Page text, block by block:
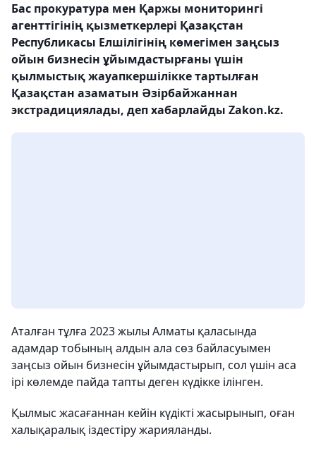
Бас прокуратура мен Қаржы мониторингі
агенттігінің қызметкерлері Қазақстан
Республикасы Елшілігінің көмегімен заңсыз
ойын бизнесін ұйымдастырғаны үшін
қылмыстық жауапкершілікке тартылған
Қазақстан азаматын Әзірбайжаннан
экстрадициялады, деп хабарлайды Zakon.kz.
Аталған тұлға 2023 жылы Алматы қаласында
адамдар тобының алдын ала сөз байласуымен
заңсыз ойын бизнесін ұйымдастырып, сол үшін аса
ірі көлемде пайда тапты деген күдікке ілінген.
Қылмыс жасағаннан кейін күдікті жасырынып, оған
халықаралық іздестіру жарияланды.